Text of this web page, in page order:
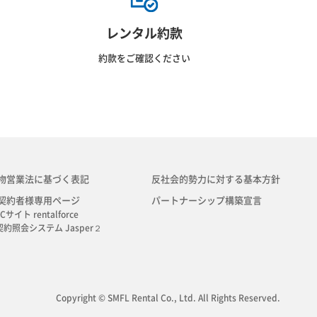
レンタル約款
約款をご確認ください
営業法に基づく表記
約者様専用ページ
サイト rentalforce
約照会システム Jasper２
反社会的勢力に対する基本方針
パートナーシップ構築宣言
Copyright © SMFL Rental Co., Ltd. All Rights Reserved.